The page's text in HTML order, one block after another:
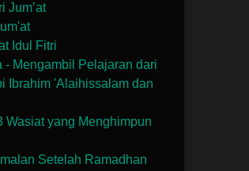
Jum’at
Idul Fitri
- Mengambil Pelajaran dari
Ibrahim 'Alaihissalam dan
Wasiat yang Menghimpun
Setelah Ramadhan